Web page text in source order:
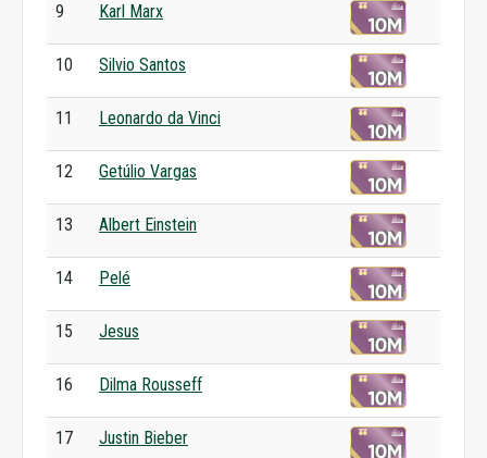
9 Karl Marx
10 Silvio Santos
11 Leonardo da Vinci
12 Getúlio Vargas
13 Albert Einstein
14 Pelé
15 Jesus
16 Dilma Rousseff
17 Justin Bieber